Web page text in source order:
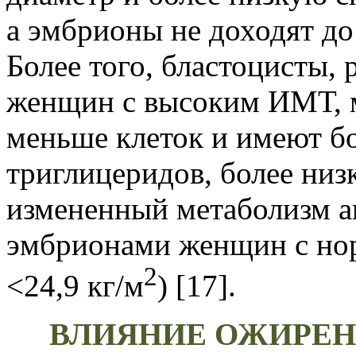
а эмбрионы не доходят
Более того, бластоцисты,
женщин с высоким ИМТ,
меньше клеток и имеют
триглицеридов, более
измененный метаболизм
эмбрионами женщин с
<24,9 кг/м2) [17].
ВЛИЯНИЕ